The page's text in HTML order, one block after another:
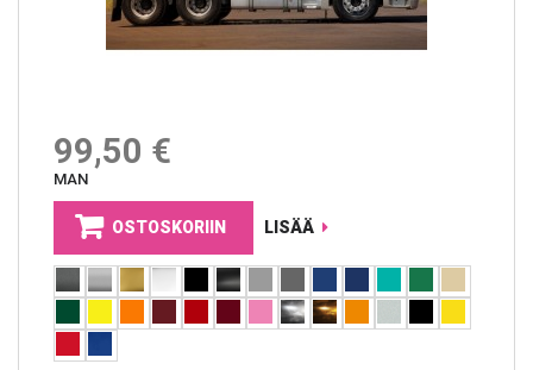
99,50 €
MAN
OSTOSKORIIN LISÄÄ